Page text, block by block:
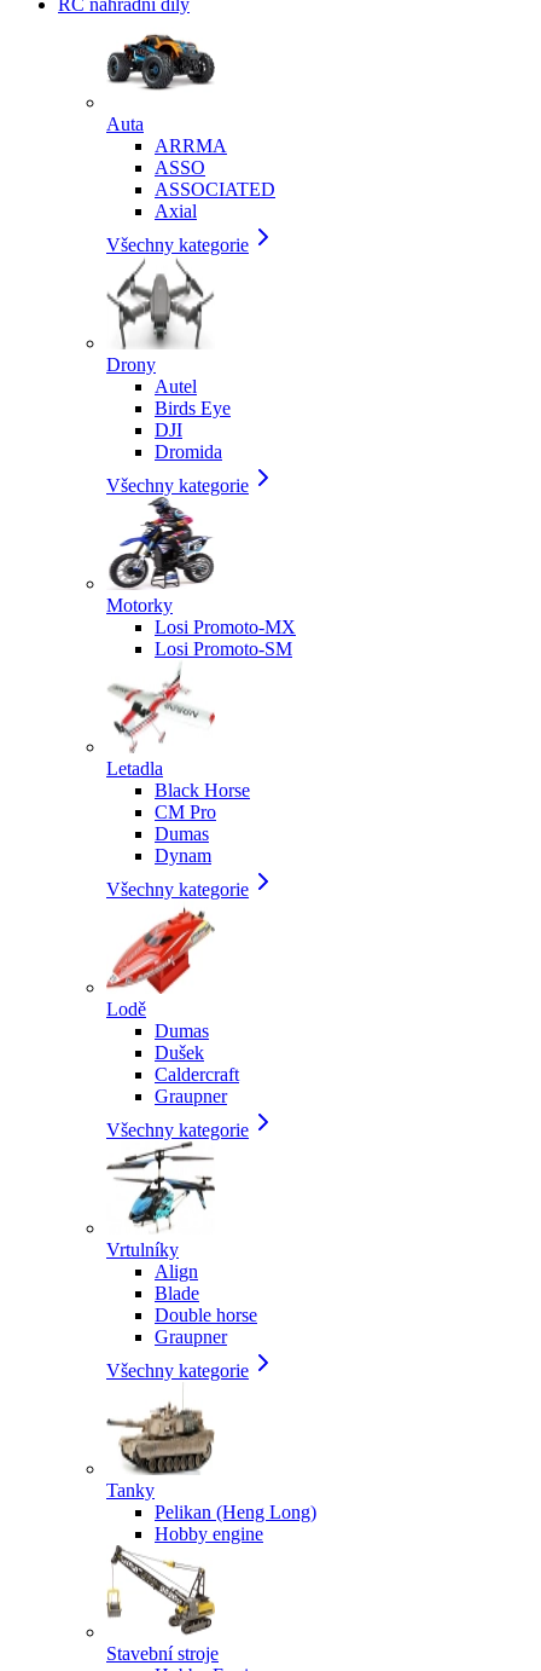
RC náhradní díly
Auta
ARRMA
ASSO
ASSOCIATED
Axial
Všechny kategorie
Drony
Autel
Birds Eye
DJI
Dromida
Všechny kategorie
Motorky
Losi Promoto-MX
Losi Promoto-SM
Letadla
Black Horse
CM Pro
Dumas
Dynam
Všechny kategorie
Lodě
Dumas
Dušek
Caldercraft
Graupner
Všechny kategorie
Vrtulníky
Align
Blade
Double horse
Graupner
Všechny kategorie
Tanky
Pelikan (Heng Long)
Hobby engine
Stavební stroje